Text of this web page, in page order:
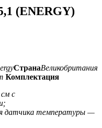
(ENERGY)
СтранаВеликобритания
Комплектация
с
датчика температуры —